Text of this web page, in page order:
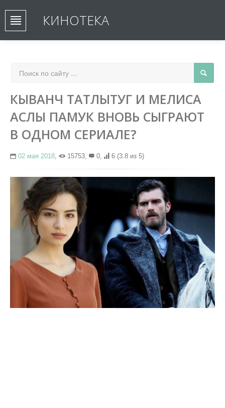
КИНОТЕКА
КЫВАНЧ ТАТЛЫТУГ И МЕЛИСА
АСЛЫ ПАМУК ВНОВЬ СЫГРАЮТ
В ОДНОМ СЕРИАЛЕ?
02 мая 2018, 15753, 0, 6 (3.8 из 5)